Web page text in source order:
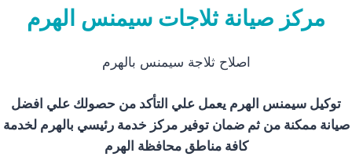
مركز صيانة ثلاجات سيمنس الهرم
اصلاح ثلاجة سيمنس بالهرم
توكيل سيمنس الهرم يعمل علي التأكد من حصولك علي افضل
صيانة ممكنة من ثم ضمان توفير مركز خدمة رئيسي بالهرم لخدمة
كافة مناطق محافظة الهرم